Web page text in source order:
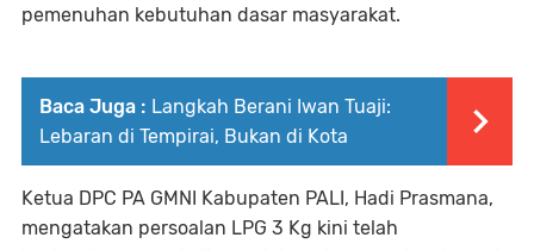
pemenuhan kebutuhan dasar masyarakat.
Baca Juga : Langkah Berani Iwan Tuaji:
Lebaran di Tempirai, Bukan di Kota
Ketua DPC PA GMNI Kabupaten PALI, Hadi Prasmana,
mengatakan persoalan LPG 3 Kg kini telah